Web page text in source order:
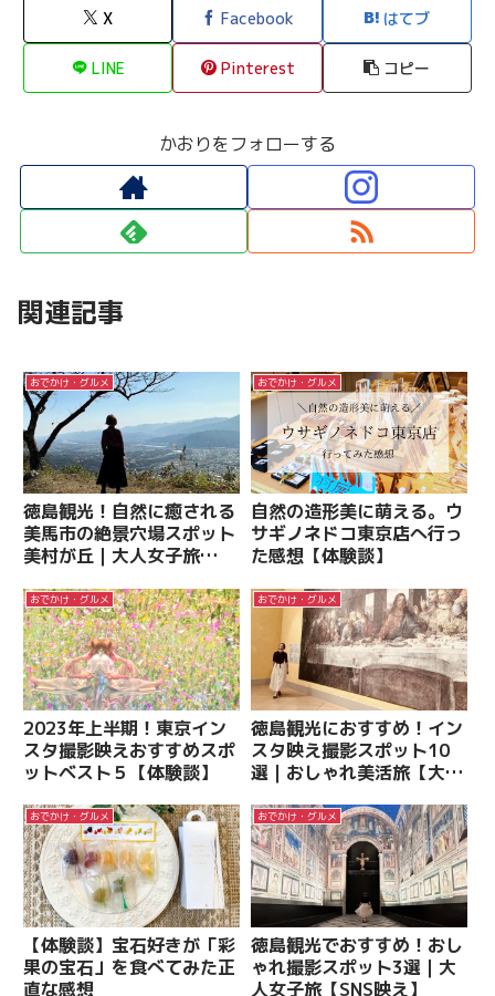
X Facebook はてブ
LINE Pinterest コピー
かおりをフォローする
関連記事
おでかけ・グルメ
徳島観光！自然に癒される
美馬市の絶景穴場スポット
美村が丘｜大人女子旅
おでかけ・グルメ
自然の造形美に萌える。ウ
サギノネドコ東京店へ行っ
た感想【体験談】
おでかけ・グルメ
2023年上半期！東京イン
スタ撮影映えおすすめスポ
ットベスト５【体験談】
おでかけ・グルメ
徳島観光におすすめ！イン
スタ映え撮影スポット10
選｜おしゃれ美活旅【大塚
おでかけ・グルメ
【体験談】宝石好きが「彩
果の宝石」を食べてみた正
直な感想
おでかけ・グルメ
徳島観光でおすすめ！おし
ゃれ撮影スポット3選｜大
人女子旅【SNS映え】